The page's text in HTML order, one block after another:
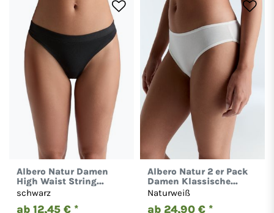
Albero Natur Damen
High Waist String
Tangaslip Bio-
1122
schwarz
ab 12,45 € *
Albero Natur 2 er Pack
Damen Klassische
Taillenslip Bio-
Naturweiß
ab 24,90 € *